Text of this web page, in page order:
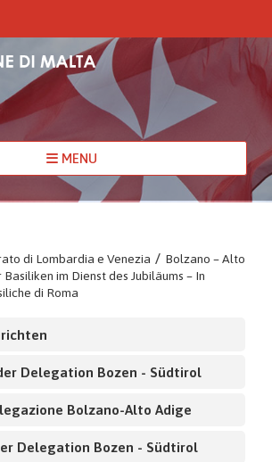
MENU
di Lombardia e Venezia / Bolzano – Alto
Basiliken im Dienst des Jubiläums – In
di Roma
Delegation Bozen - Südtirol
Bolzano-Alto Adige
Delegation Bozen - Südtirol